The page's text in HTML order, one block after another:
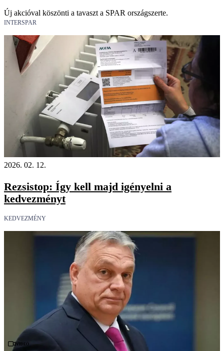
Új akcióval köszönti a tavaszt a SPAR országszerte.
INTERSPAR
2026. 02. 12.
Rezsistop: Így kell majd igényelni a
kedvezményt
KEDVEZMÉNY
Videó